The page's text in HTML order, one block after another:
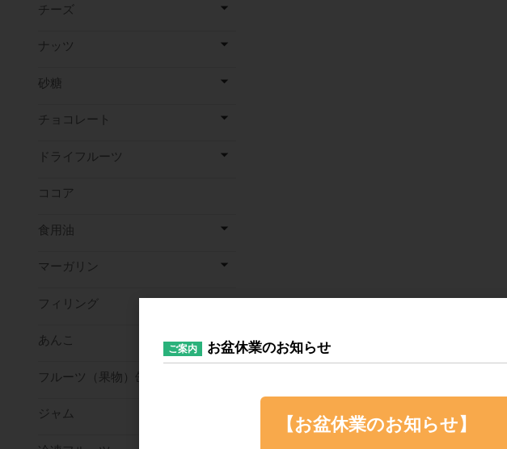
チーズ
ナッツ
砂糖
チョコレート
ドライフルーツ
ココア
食用油
マーガリン
フィリング
あんこ
フルーツ（果物）缶詰
ジャム
ご案内 お盆休業のお知らせ
【お盆休業のお知らせ】